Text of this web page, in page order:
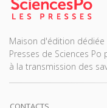
Maison d'édition dédiée
Presses de Sciences
à la transmission des